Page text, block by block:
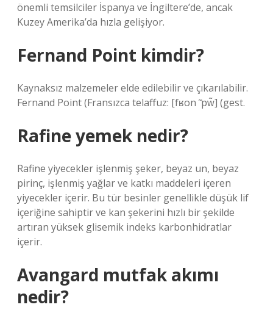
önemli temsilciler İspanya ve İngiltere’de, ancak
Kuzey Amerika’da hızla gelişiyor.
Fernand Point kimdir?
Kaynaksız malzemeler elde edilebilir ve çıkarılabilir.
Fernand Point (Fransızca telaffuz: [fʁon ̃ pw̃] (gest.
Rafine yemek nedir?
Rafine yiyecekler işlenmiş şeker, beyaz un, beyaz
pirinç, işlenmiş yağlar ve katkı maddeleri içeren
yiyecekler içerir. Bu tür besinler genellikle düşük lif
içeriğine sahiptir ve kan şekerini hızlı bir şekilde
artıran yüksek glisemik indeks karbonhidratlar
içerir.
Avangard mutfak akımı
nedir?